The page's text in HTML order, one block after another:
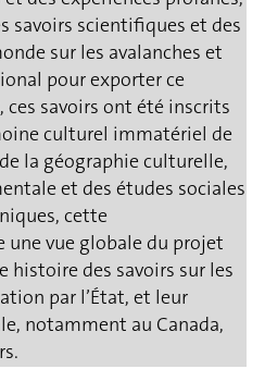
savoirs scientifiques et des
sur les avalanches et
pour exporter ce
ces savoirs ont été inscrits
culturel immatériel de
la géographie culturelle,
et des études sociales
cette
vue globale du projet
histoire des savoirs sur les
par l’État, et leur
notamment au Canada,